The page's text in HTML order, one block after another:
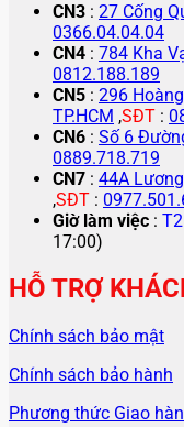
CN3 : 27 Cống
0366.04.04.04
CN4 : 784 Kha
0812.188.189
CN5 : 296
TP.HCM ,SĐT :
CN6 : Số 6
0889.718.719
CN7 : 44A
,SĐT :
Giờ làm việc :
17:00)
HỖ TRỢ
Chính sách bảo mật
Chính sách bảo hành
Phương thức Giao